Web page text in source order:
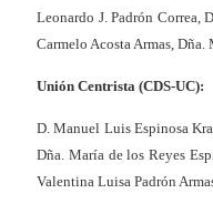
Leonardo J. Padrón Correa,
Carmelo Acosta Armas, Dña.
Unión Centrista (CDS-UC):
D. Manuel Luis Espinosa
Dña. María de los Reyes
Valentina Luisa Padrón